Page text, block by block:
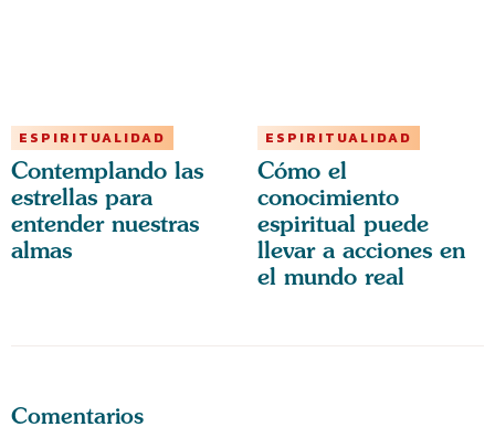
ESPIRITUALIDAD
Contemplando las
estrellas para
entender nuestras
almas
ESPIRITUALIDAD
Cómo el
conocimiento
espiritual puede
llevar a acciones en
el mundo real
Comentarios